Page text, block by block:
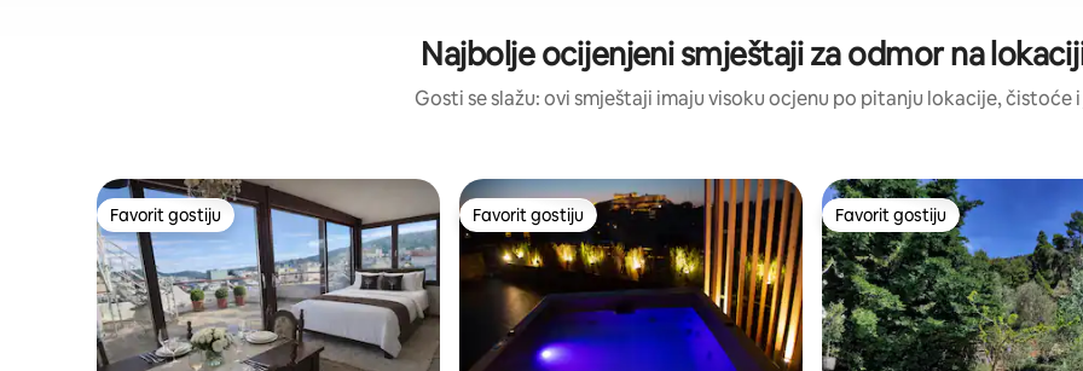
Najbolje ocijenjeni smještaji za odmor na
Gosti se slažu: ovi smještaji imaju visoku ocjenu po pitanju lokacije, čistoće
Favorit gostiju
Favorit gostiju Favorit gostiju
Favorit gostiju Favorit gostiju
Favorit gostiju